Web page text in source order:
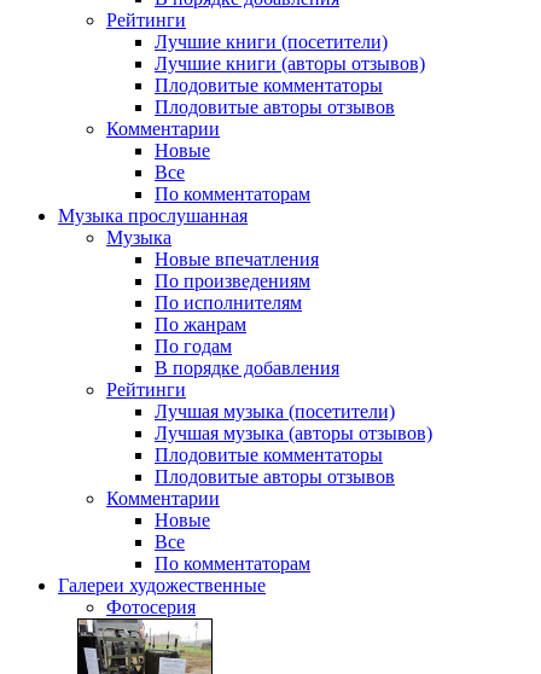
Рейтинги
Лучшие книги (посетители)
Лучшие книги (авторы отзывов)
Плодовитые комментаторы
Плодовитые авторы отзывов
Комментарии
Новые
Все
По комментаторам
Музыка прослушанная
Музыка
Новые впечатления
По произведениям
По исполнителям
По жанрам
По годам
В порядке добавления
Рейтинги
Лучшая музыка (посетители)
Лучшая музыка (авторы отзывов)
Плодовитые комментаторы
Плодовитые авторы отзывов
Комментарии
Новые
Все
По комментаторам
Галереи художественные
Фотосерия